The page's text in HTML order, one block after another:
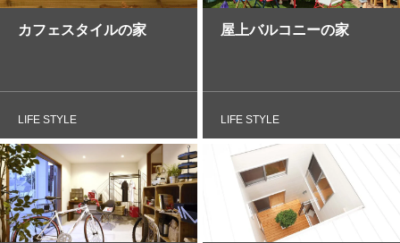
カフェスタイルの家
LIFE STYLE
屋上バルコニーの家
LIFE STYLE